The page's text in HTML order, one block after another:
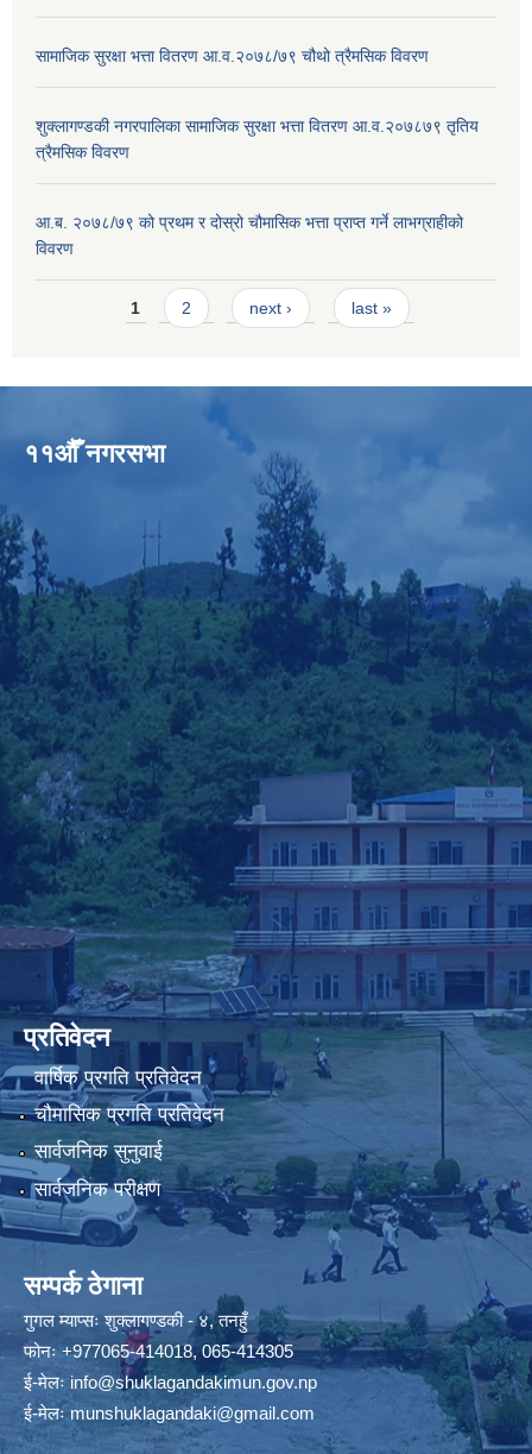
सामाजिक सुरक्षा भत्ता वितरण आ.व.२०७८/७९ चौथो त्रैमसिक विवरण
शुक्लागण्डकी नगरपालिका सामाजिक सुरक्षा भत्ता वितरण आ.व.२०७८७९ तृतिय
त्रैमसिक विवरण
आ.ब. २०७८/७९ को प्रथम र दोस्रो चौमासिक भत्ता प्राप्त गर्ने लाभग्राहीको
विवरण
Pages1 2 next › last »
११औँ नगरसभा
प्रतिवेदन
वार्षिक प्रगति प्रतिवेदन
चौमासिक प्रगति प्रतिवेदन
सार्वजनिक सुनुवाई
सार्वजनिक परीक्षण
सम्पर्क ठेगाना
गुगल म्याप्सःशुक्लागण्डकी - ४, तनहुँ
फोनः+977065-414018,065-414305
ई-मेलः info@shuklagandakimun.gov.np
ई-मेलःmunshuklagandaki@gmail.com